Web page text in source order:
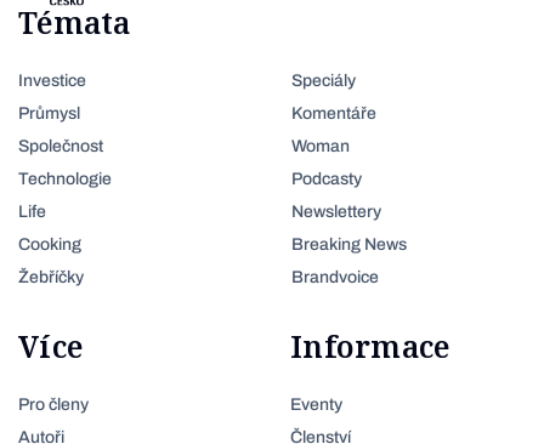
Témata
Investice
Průmysl
Společnost
Technologie
Life
Cooking
Žebříčky
Speciály
Komentáře
Woman
Podcasty
Newslettery
Breaking News
Brandvoice
Více
Pro členy
Autoři
Informace
Eventy
Členství